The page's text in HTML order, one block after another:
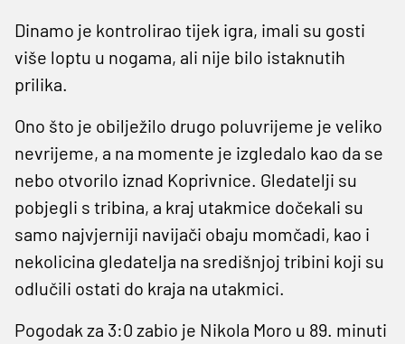
Dinamo je kontrolirao tijek igra, imali su gosti
više loptu u nogama, ali nije bilo istaknutih
prilika.
Ono što je obilježilo drugo poluvrijeme je veliko
nevrijeme, a na momente je izgledalo kao da se
nebo otvorilo iznad Koprivnice. Gledatelji su
pobjegli s tribina, a kraj utakmice dočekali su
samo najvjerniji navijači obaju momčadi, kao i
nekolicina gledatelja na središnjoj tribini koji su
odlučili ostati do kraja na utakmici.
Pogodak za 3:0 zabio je Nikola Moro u 89. minuti